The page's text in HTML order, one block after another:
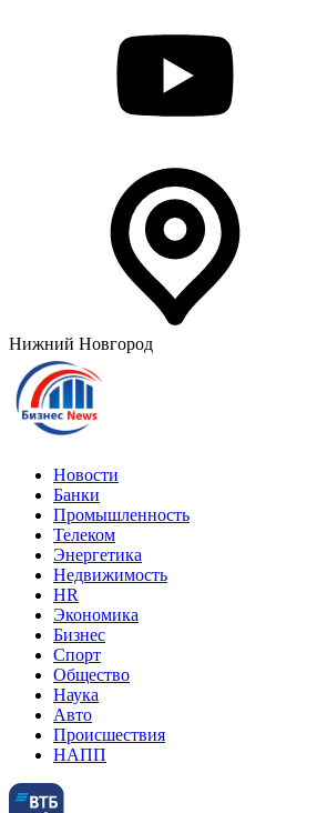
Нижний Новгород
Новости
Банки
Промышленность
Телеком
Энергетика
Недвижимость
HR
Экономика
Бизнес
Спорт
Общество
Наука
Авто
Происшествия
НАПП